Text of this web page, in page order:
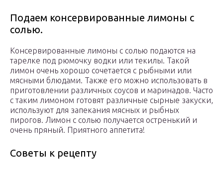
Подаем консервированные лимоны с
солью.
Консервированные лимоны с солью подаются на
тарелке под рюмочку водки или текилы. Такой
лимон очень хорошо сочетается с рыбными или
мясными блюдами. Также его можно использовать в
приготовлении различных соусов и маринадов. Часто
с таким лимоном готовят различные сырные закуски,
используют для запекания мясных и рыбных
пирогов. Лимон с солью получается остренький и
очень пряный. Приятного аппетита!
Советы к рецепту